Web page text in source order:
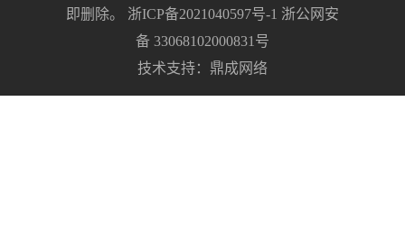
即删除。 浙ICP备2021040597号-1 浙公网安
备 33068102000831号
技术支持： 鼎成网络